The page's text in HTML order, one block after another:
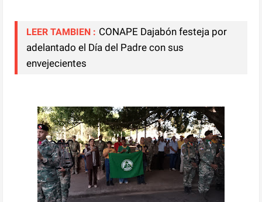
LEER TAMBIEN : CONAPE Dajabón festeja por
adelantado el Día del Padre con sus
envejecientes